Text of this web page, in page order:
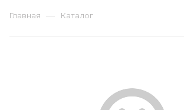
Главная — Каталог